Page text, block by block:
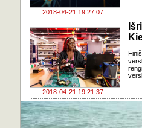
2018-04-21 19:27:07
2018-04-21 19:21:37